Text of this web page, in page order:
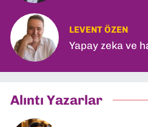
LEVENT ÖZEN
Yapay zeka ve
Alıntı Yazarlar